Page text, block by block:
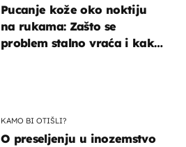
Pucanje kože oko noktiju
na rukama: Zašto se
problem stalno vraća i kako
KAMO BI OTIŠLI?
O preseljenju u inozemstvo